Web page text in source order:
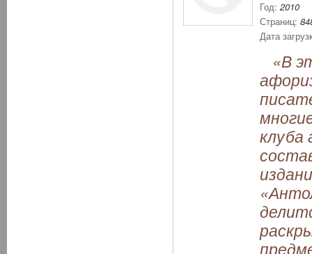
Год: 2010
Страниц:
Дата
«В
клуба